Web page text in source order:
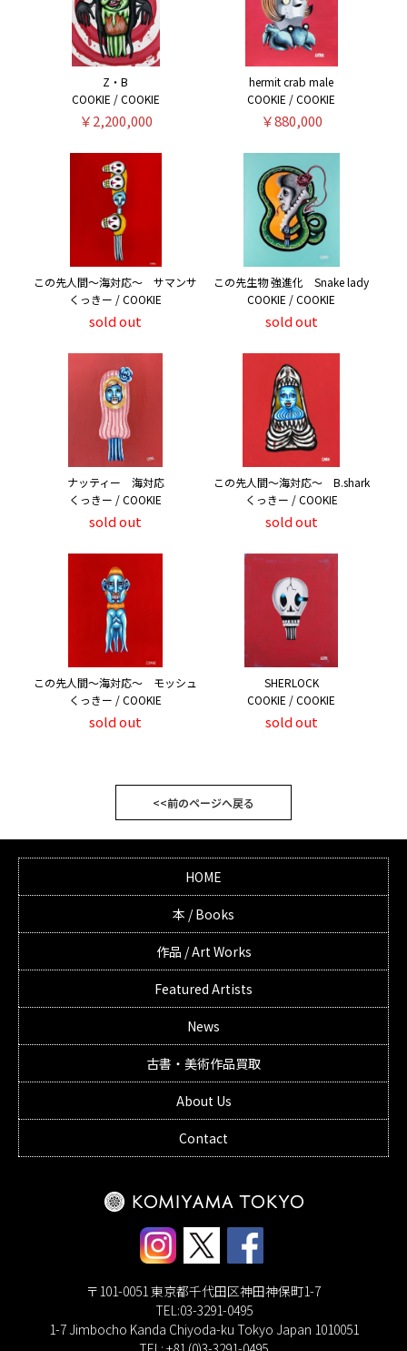
Z・B
COOKIE / COOKIE
￥2,200,000
hermit crab male
COOKIE / COOKIE
￥880,000
この先人間～海対応～ サマンサ
くっきー / COOKIE
sold out
この先生物 強進化 Snake lady
COOKIE / COOKIE
sold out
ナッティー 海対応
くっきー / COOKIE
sold out
この先人間～海対応～ B.shark
くっきー / COOKIE
sold out
この先人間～海対応～ モッシュ
くっきー / COOKIE
sold out
SHERLOCK
COOKIE / COOKIE
sold out
<<前のページへ戻る
HOME
本 / Books
作品 / Art Works
Featured Artists
News
古書・美術作品買取
About Us
Contact
〒101-0051 東京都千代田区神田神保町1-7
TEL:03-3291-0495
1-7 Jimbocho Kanda Chiyoda-ku Tokyo Japan 1010051